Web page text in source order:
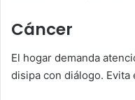
Cáncer
El hogar demanda
disipa con diálogo.